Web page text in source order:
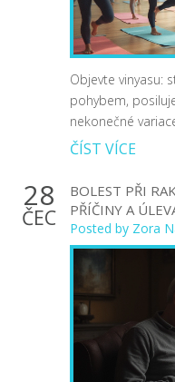
Objevte vinyasu:
pohybem,
nekonečné
ČÍST VÍCE
28
ČEC
BOLEST PŘI
PŘÍČINY A
Posted by Zora